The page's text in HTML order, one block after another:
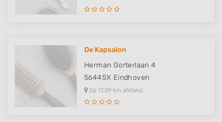
De Kapsalon
Herman Gorterlaan 4
5644SX Eindhoven
Op 17,09 km afstand
Measure content performance
Develop and improve services
Use limited data to select content
IAB Special Features: